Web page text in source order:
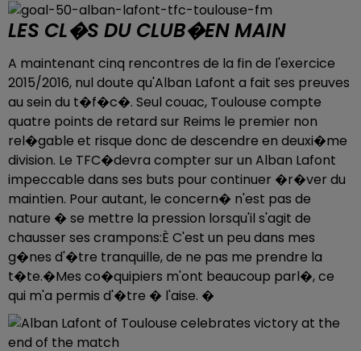
LES CL�S DU CLUB�EN MAIN
A maintenant cinq rencontres de la fin de l'exercice
2015/2016, nul doute qu'Alban Lafont a fait ses preuves
au sein du t�f�c�. Seul couac, Toulouse compte
quatre points de retard sur Reims le premier non
rel�gable et risque donc de descendre en deuxi�me
division. Le TFC�devra compter sur un Alban Lafont
impeccable dans ses buts pour continuer �r�ver du
maintien. Pour autant, le concern� n'est pas de
nature � se mettre la pression lorsqu'il s'agit de
chausser ses crampons:È C'est un peu dans mes
g�nes d'�tre tranquille, de ne pas me prendre la
t�te.�Mes co�quipiers m'ont beaucoup parl�, ce
qui m'a permis d'�tre � l'aise. �